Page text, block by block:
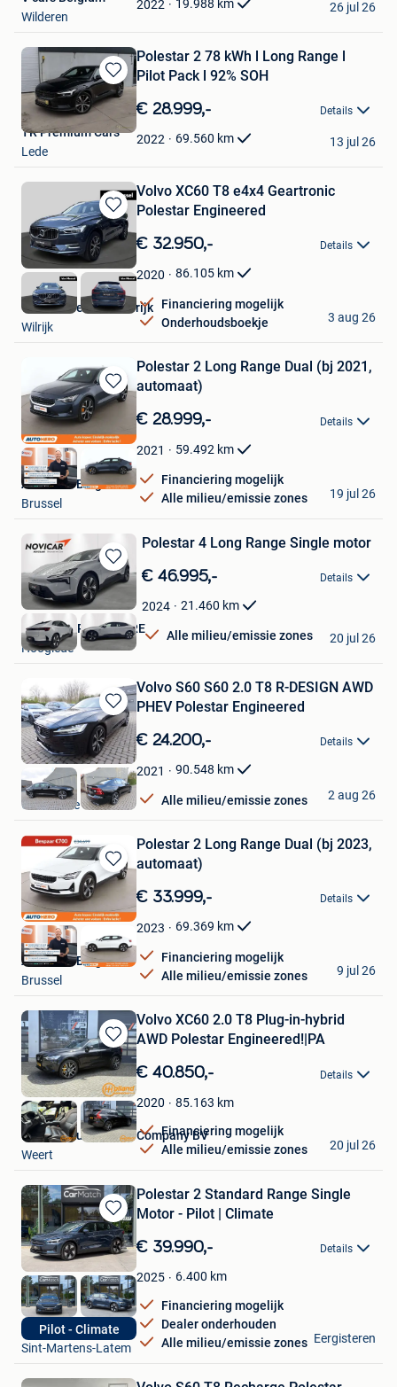
2022 19.988 km
Wilderen
26 jul 26
Bewaren
in
Mijn
Favorieten
Polestar 2 78 kWh l Long Range l
Pilot Pack l 92% SOH
€ 28.999,- Details
2022 69.560 km
TR Premium Cars
Lede
13 jul 26
Bewaren
in
Mijn
Favorieten
Volvo XC60 T8 e4x4 Geartronic
Polestar Engineered
€ 32.950,- Details
2020 86.105 km
Financiering mogelijk
Onderhoudsboekje
Van Mossel Ford Wilrijk
Wilrijk
3 aug 26
Bewaren
in
Favorieten
Polestar 2 Long Range Dual (bj 2021,
automaat)
€ 28.999,- Details
2021 59.492 km
Financiering mogelijk
Alle milieu/emissie zones
Autohero België
Brussel
19 jul 26
Bewaren
in
Mijn
Favorieten
Polestar 4 Long Range Single motor
€ 46.995,- Details
2024 21.460 km
Alle milieu/emissie zones
NOVICAR ROESELARE
Hooglede
20 jul 26
Bewaren
in
Mijn
Favorieten
Volvo S60 S60 2.0 T8 R-DESIGN AWD
PHEV Polestar Engineered
€ 24.200,- Details
2021 90.548 km
Alle milieu/emissie zones
PGN BV
Oosterzele
2 aug 26
Bewaren
in
Mijn
Favorieten
Polestar 2 Long Range Dual (bj 2023,
automaat)
€ 33.999,- Details
2023 69.369 km
Financiering mogelijk
Alle milieu/emissie zones
Autohero België
Brussel
9 jul 26
Bewaren
in
Mijn
Favorieten
Volvo XC60 2.0 T8 Plug-in-hybrid
AWD Polestar Engineered!|PA
€ 40.850,- Details
2020 85.163 km
Financiering mogelijk
Alle milieu/emissie zones
Holland Automotive Company BV
Weert
20 jul 26
Bewaren
in
Mijn
Favorieten
Pilot - Climate
Polestar 2 Standard Range Single
Motor - Pilot | Climate
€ 39.990,- Details
2025 6.400 km
Financiering mogelijk
Dealer onderhouden
Alle milieu/emissie zones
CarMatch
Sint-Martens-Latem
Eergisteren